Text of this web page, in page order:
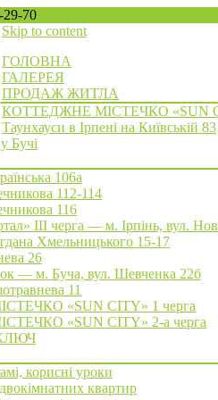
29-70
Skip to content
ГОЛОВНА
ГАЛЕРЕЯ
ПРОДАЖ ЖИТЛА
КОТТЕДЖНЕ МІСТЕЧКО «SUN
Таунхауси в Ірпені на Київській 83
Бучі
106а
112-114
116
III черга — м. Ірпінь, вул.
Хмельницького 15-17
26
— м. Буча, вул. Шевченка 22б
11
«SUN CITY» 1 черга
«SUN CITY» 2-а черга
корисні уроки
квартир